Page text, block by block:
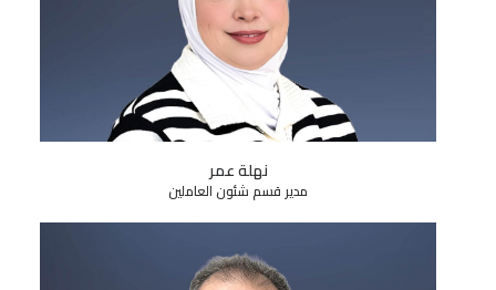
نهلة عمر
مدير قسم شئون العاملين